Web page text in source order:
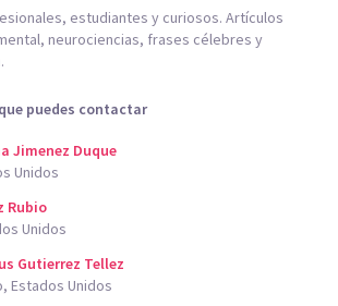
estudiantes y curiosos. Artículos
neurociencias, frases célebres y
puedes contactar
Jimenez Duque
Unidos
Rubio
Unidos
Gutierrez Tellez
Estados Unidos